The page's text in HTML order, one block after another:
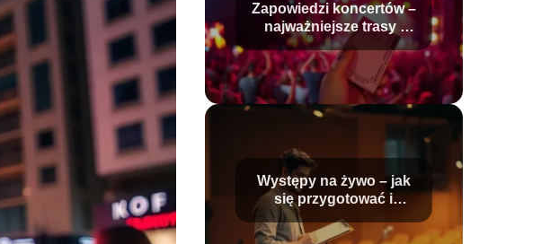
Zapowiedzi koncertów –
najważniejsze trasy i
wydarzenia
Występy na żywo – jak
się przygotować i
odnieść sukces?